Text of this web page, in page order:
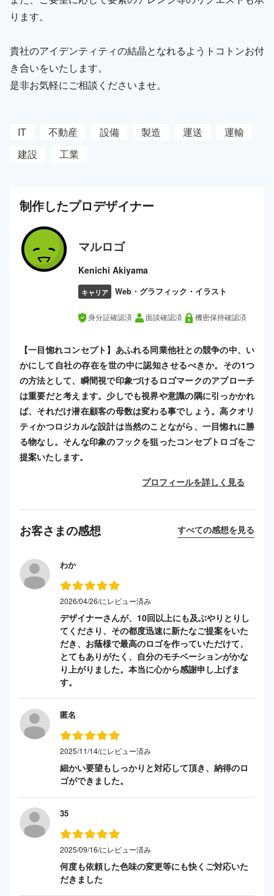
ります。
貴社のアイデンティティの結晶となれるようトコトンお付
き合いをいたします。
是非お気軽にご相談くださいませ。
IT 不動産 設備 製造 運送
運輸
建設
工業
制作したプロデザイナー
マルロゴ
Kenichi Akiyama
キャリア Web・グラフィック・イラスト
身分証確認済 面談確認済 機密保持確認済
【一目惚れコンセプト】あふれる同業他社との競争の中、い
かにして自社の存在を世の中に認知させるべきか。その1つ
の方法として、瞬間視で印象づけるロゴマークのアプローチ
は重要だと考えます。少しでも視界や意識の隅に引っかかれ
ば、それだけ潜在顧客の母数は変わる事でしょう。高クオリ
ティかつロジカルな設計は当然のことながら、一目惚れに勝
る物なし。そんな印象のフックを狙ったコンセプトロゴをご
提案いたします。
プロフィールを詳しく見る
お客さまの感想 すべての感想を見る
わか
2026/04/26/にレビュー済み
デザイナーさんが、10回以上にも及ぶやりとりし
てくださり、その都度迅速に新たなご提案をいた
だき、お蔭様で最高のロゴを作っていただけて、
とてもありがたく、自分のモチベーションがかな
り上がりました。本当に心から感謝申し上げま
す。
匿名
2025/11/14/にレビュー済み
細かい要望もしっかりと対応して頂き、納得のロ
ゴができました。
35
2025/09/16/にレビュー済み
何度も依頼した色味の変更等にも快くご対応いた
だきました